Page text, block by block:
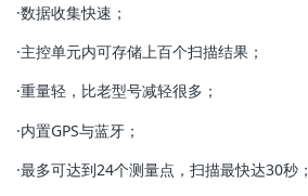
·数据收集快速；
·主控单元内可存储上百个扫描结果；
·重量轻，比老型号减轻很多；
·内置GPS与蓝牙；
·最多可达到24个测量点，扫描最快达30秒；